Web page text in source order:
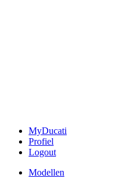
MyDucati
Profiel
Logout
Modellen